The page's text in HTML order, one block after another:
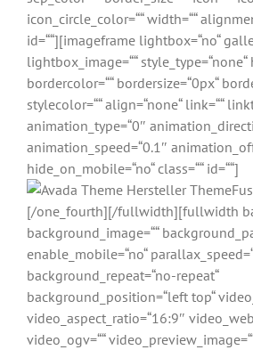
icon_circle_color=““ width=““
id=““][imageframe lightbox=“no“
lightbox_image=““ style_type=“none“
bordercolor=““ bordersize=“0px“
stylecolor=““ align=“none“ link=““
animation_type=“0″
animation_speed=“0.1″
hide_on_mobile=“no“ class=““ id=““]
[/one_fourth][/fullwidth][fullwidth
background_image=““
enable_mobile=“no“
background_repeat=“no-repeat“
background_position=“left top“
video_aspect_ratio=“16:9″
video_ogv=““